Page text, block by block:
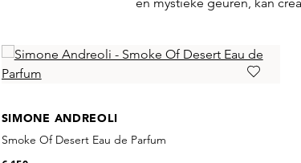
Skip product gallery
SIMONE ANDREOLI
Smoke Of Desert Eau de Parfum